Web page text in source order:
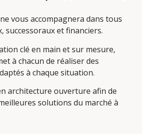
vous accompagnera dans tous
successoraux et financiers.
clé en main et sur mesure,
à chacun de réaliser des
à chaque situation.
architecture ouverture afin de
solutions du marché à